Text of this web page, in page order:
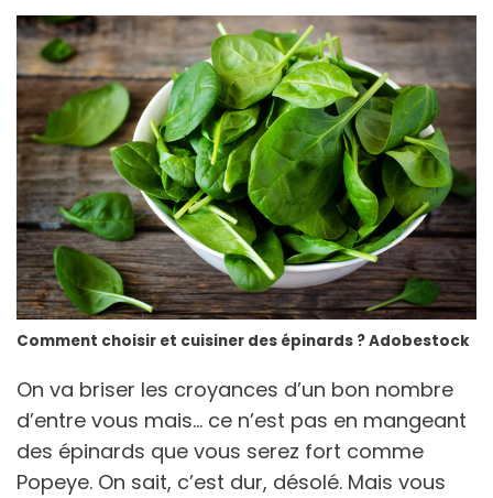
Comment choisir et cuisiner des épinards ? Adobestock
On va briser les croyances d’un bon nombre
d’entre vous mais… ce n’est pas en mangeant
des épinards que vous serez fort comme
Popeye. On sait, c’est dur, désolé. Mais vous